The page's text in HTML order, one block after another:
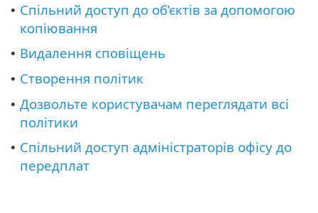
• Спільний доступ до об’єктів за допомогою
копіювання
• Видалення сповіщень
• Створення політик
• Дозвольте користувачам переглядати всі
політики
• Спільний доступ адміністраторів офісу до
передплат